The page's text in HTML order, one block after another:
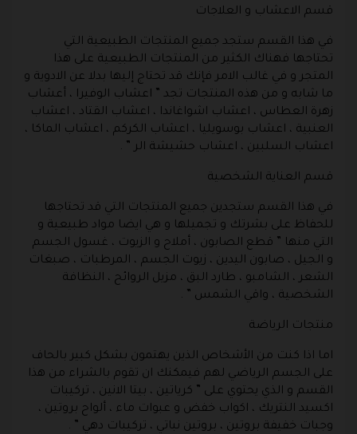
قسم الاعشاب و العلاجات
في هذا القسم ستجد جميع المنتجات الطبيعية التي
تحتاجها فهناك الكثير من المنتجات الطبيعية على هذا
المتجر و في غالب الامر فإنك قد تحتاج إليها بدلا عن الادوية و
ما شابه و من هذه المنتجات تجد ” اعشاب الوفيرا ، أعشاب
زهرة العطاس ، اعشاب اشواغاندا ، اعشاب القتاد ، اعشاب
العنبية ، اعشاب بوسويليا ، اعشاب الكركم ، اعشاب الماكا ،
اعشاب السلبين ، اعشاب حشيشة الر ” .
قسم العناية الشخصية
في هذا القسم ستجدين جميع المنتجات التي قد تحتاجها
للحفاظ على بشرتك و تجميلها و هي ايضا مواد طبيعية و
التي منها ” قطع الصابون ، أملاح و الزيوت ، غسول الجسم
و الجيل ، صابون اليدين ، زيوت الجسم ، المرطبات ، صبغات
الشعر ، الشامبو ، طارد البق ، مزيل الروائح ، النظافة
الشخصية ، واقي الشمس ” .
منتجات الرياضة
اما اذا كنت من الأشخاص الذين يهتمون بشكل كبير بالحاف
على الجسم الرياضي لهم فيمكنك ان تقوم بالشراء من هذا
القسم و الذي يحتوي على ” كرياتين ، بيتا الانين ، تركيبات
اكسيد النتريك ، اكواب خفض و عبوات ماء ، ألواح بروتين ،
وجبات خفيفة بروتين ، بروتين نباتي ، تركيبات دهي ” .